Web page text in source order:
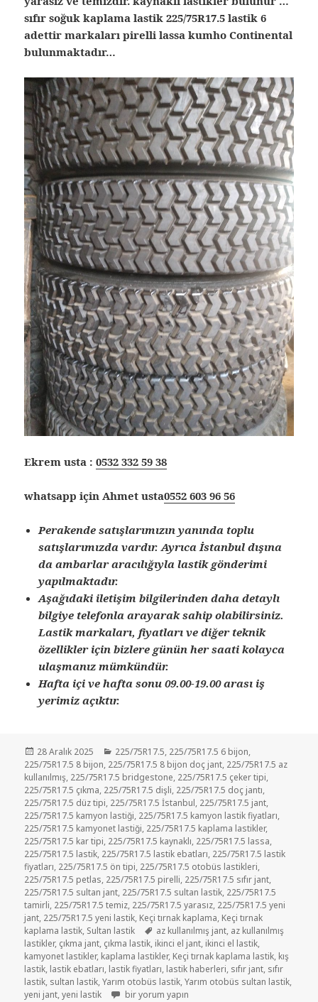
sıfır soğuk kaplama lastik 225/75R17.5 lastik 6
adettir markaları pirelli lassa kumho Continental
bulunmaktadır…
Ekrem usta :0532 332 59 38
whatsapp için Ahmet usta0552 603 96 56
Perakende satışlarımızın yanında toplu
satışlarımızda vardır. Ayrıca İstanbul dışına
da ambarlar aracılığıyla lastik gönderimi
yapılmaktadır.
Aşağıdaki iletişim bilgilerinden daha detaylı
bilgiye telefonla arayarak sahip olabilirsiniz.
Lastik markaları, fiyatları ve diğer teknik
özellikler için bizlere günün her saati kolayca
ulaşmanız mümkündür.
Hafta içi ve hafta sonu 09.00-19.00 arası iş
yerimiz açıktır.
Yayın
tarihi
28 Aralık 2025 Kategoriler
225/75R17.5, 225/75R17.5 6 bijon,
225/75R17.5 8 bijon, 225/75R17.5 8 bijon doç jant, 225/75R17.5 az
kullanılmış, 225/75R17.5 bridgestone, 225/75R17.5 çeker tipi,
225/75R17.5 çıkma, 225/75R17.5 dişli, 225/75R17.5 doç jantı,
225/75R17.5 düz tipi, 225/75R17.5 İstanbul, 225/75R17.5 jant,
225/75R17.5 kamyon lastiği, 225/75R17.5 kamyon lastik fiyatları,
225/75R17.5 kamyonet lastiği, 225/75R17.5 kaplama lastikler,
225/75R17.5 kar tipi, 225/75R17.5 kaynaklı, 225/75R17.5 lassa,
225/75R17.5 lastik, 225/75R17.5 lastik ebatları, 225/75R17.5 lastik
fiyatları, 225/75R17.5 ön tipi, 225/75R17.5 otobüs lastikleri,
225/75R17.5 petlas, 225/75R17.5 pirelli, 225/75R17.5 sıfır jant,
225/75R17.5 sultan jant, 225/75R17.5 sultan lastik, 225/75R17.5
tamirli, 225/75R17.5 temiz, 225/75R17.5 yarasız, 225/75R17.5 yeni
jant, 225/75R17.5 yeni lastik, Keçi tırnak kaplama, Keçi tırnak
kaplama lastik, Sultan lastik Etiketler
az kullanılmış jant, az kullanılmış
lastikler, çıkma jant, çıkma lastik, ikinci el jant, ikinci el lastik,
kamyonet lastikler, kaplama lastikler, Keçi tırnak kaplama lastik, kış
lastik, lastik ebatları, lastik fiyatları, lastik haberleri, sıfır jant, sıfır
lastik, sultan lastik,Yarım otobüs lastik,Yarım otobüs sultan lastik,
yeni jant,yeni lastik SIFIR YENİ KAPLAMA 225-75R17.5 için
bir yorum yapın